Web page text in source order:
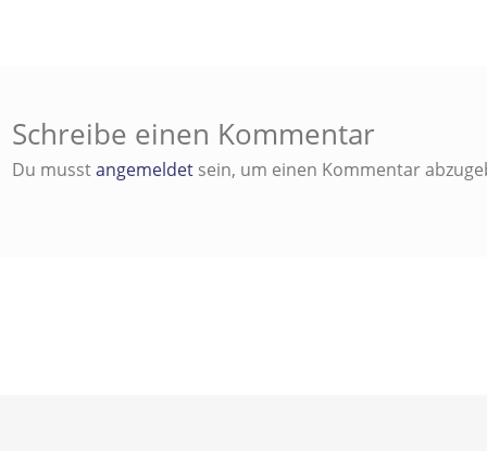
Schreibe einen Kommentar
Du musstangemeldet sein, um einen Kommentar